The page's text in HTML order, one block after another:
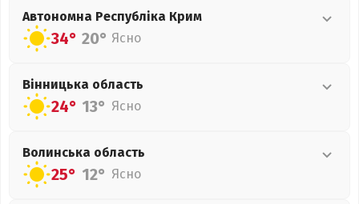
Автономна Республіка Крим
34° 20° Ясно
Вінницька область
24° 13° Ясно
Волинська область
25° 12° Ясно